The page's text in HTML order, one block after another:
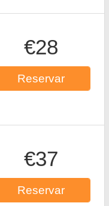
€28
Reservar
€37
Reservar